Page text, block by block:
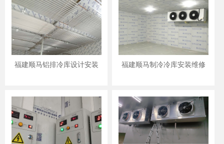
福建顺马铝排冷库设计安装 福建顺马制冷冷库安装维修